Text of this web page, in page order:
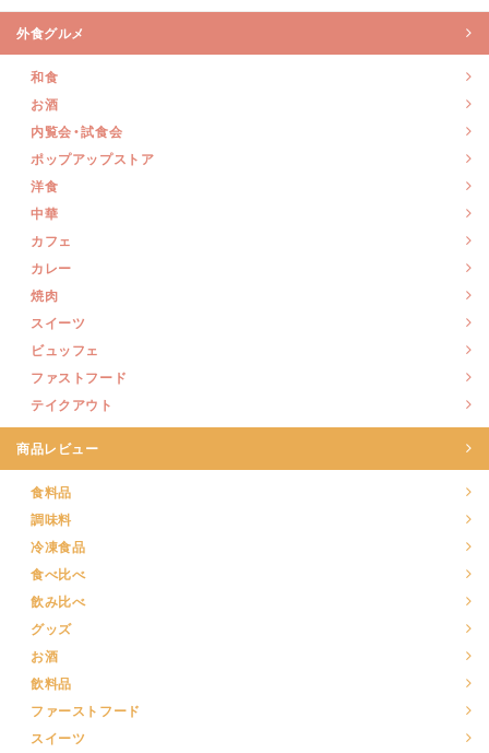
外食グルメ
和食
お酒
内覧会・試食会
ポップアップストア
洋食
中華
カフェ
カレー
焼肉
スイーツ
ビュッフェ
ファストフード
テイクアウト
商品レビュー
食料品
調味料
冷凍食品
食べ比べ
飲み比べ
グッズ
お酒
飲料品
ファーストフード
スイーツ